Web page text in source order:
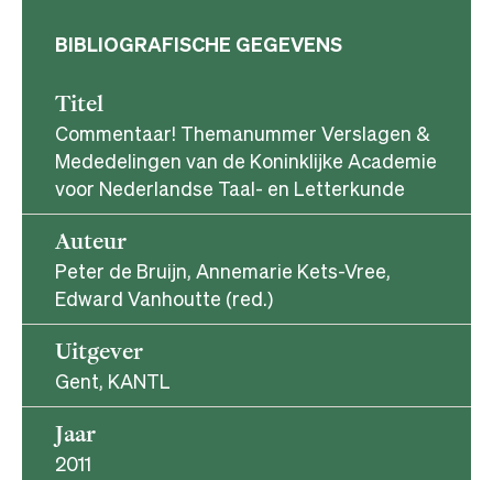
BIBLIOGRAFISCHE GEGEVENS
Titel
Commentaar! Themanummer Verslagen &
Mededelingen van de Koninklijke Academie
voor Nederlandse Taal- en Letterkunde
Auteur
Peter de Bruijn, Annemarie Kets-Vree,
Edward Vanhoutte (red.)
Uitgever
Gent, KANTL
Jaar
2011